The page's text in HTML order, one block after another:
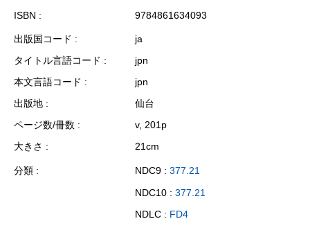
ISBN
9784861634093
出版国コード
ja
タイトル言語コード
jpn
本文言語コード
jpn
出版地
仙台
ページ数/冊数
v, 201p
大きさ
21cm
分類 NDC9 : 377.21
NDC10 : 377.21
NDLC : FD4